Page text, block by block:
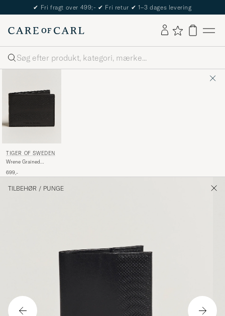
✔ Fri fragt over 499;- ✔ Fri retur ✔ 1–3 dages levering
Søg
TIGER OF SWEDEN
Wrene Grained
699,-
TILBEHØR / PUNGE